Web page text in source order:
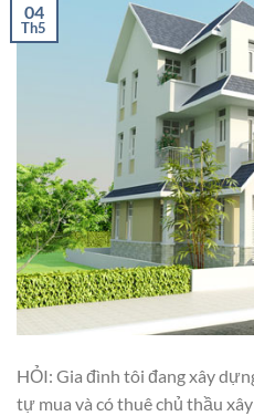
04
Th5
HỎI: Gia đình tôi đang xây
tự mua và có thuê chủ thầu